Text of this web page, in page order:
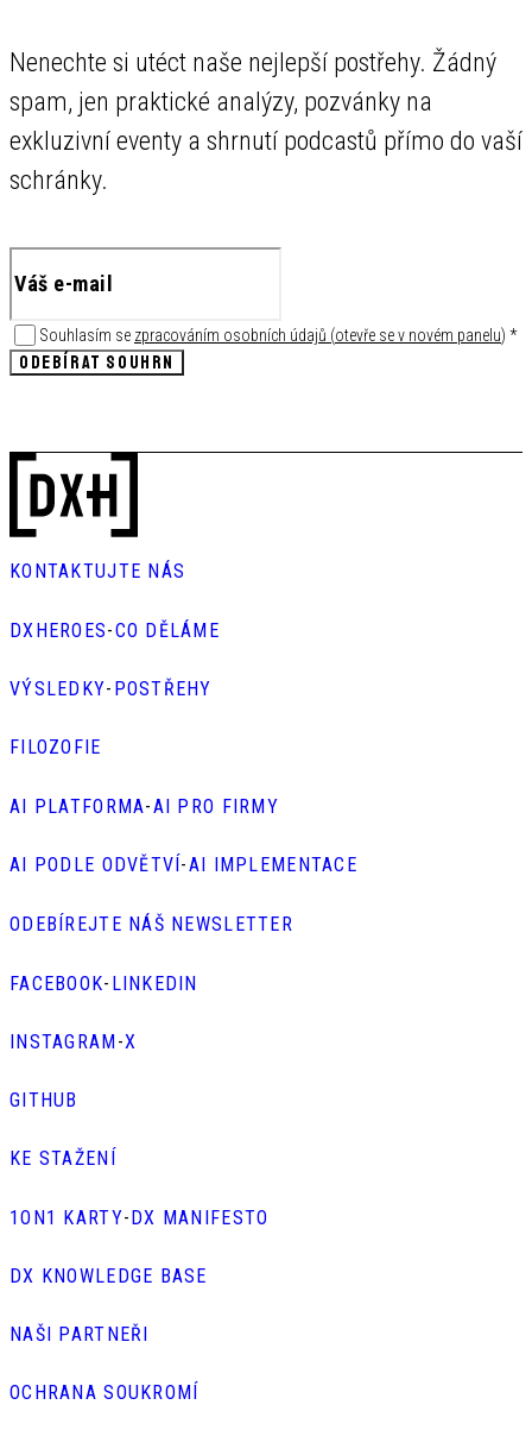
Nenechte si utéct naše nejlepší postřehy. Žádný
spam, jen praktické analýzy, pozvánky na
exkluzivní eventy a shrnutí podcastů přímo do vaší
schránky.
Souhlasím se zpracováním osobních údajů (otevře se v novém panelu) *
ODEBÍRAT SOUHRN
KONTAKTUJTE NÁS
DXHEROES-CO DĚLÁME
VÝSLEDKY- POSTŘEHY
FILOZOFIE
AI PLATFORMA-AI PRO FIRMY
AI PODLE ODVĚTVÍ-AI IMPLEMENTACE
ODEBÍREJTE NÁŠ NEWSLETTER
FACEBOOK- LINKEDIN
INSTAGRAM-X
GITHUB
KE STAŽENÍ
1ON1 KARTY-DX MANIFESTO
DX KNOWLEDGE BASE
NAŠI PARTNEŘI
OCHRANA SOUKROMÍ